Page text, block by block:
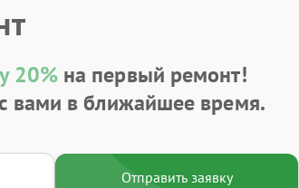
20%на первый ремонт!
вами в ближайшее время.
Отправить заявку